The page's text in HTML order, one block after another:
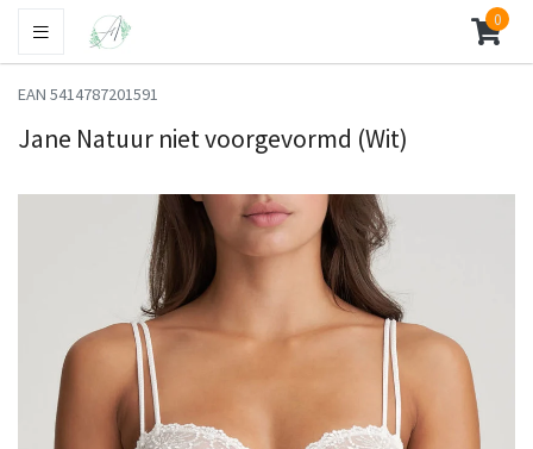
0
EAN 5414787201591
Jane Natuur niet voorgevormd (Wit)